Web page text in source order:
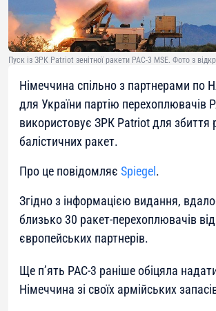
Пуск із ЗРК Patriot зенітної ракети PAC-3 MSE. Фото з
Німеччина спільно з партнерами по
для України партію перехоплювачів
використовує ЗРК Patriot для збиття
балістичних ракет.
Про це повідомляє Spiegel .
Згідно з інформацією видання,
близько 30 ракет-перехоплювачів
європейських партнерів.
Ще п’ять PAC-3 раніше обіцяла
Німеччина зі своїх армійських